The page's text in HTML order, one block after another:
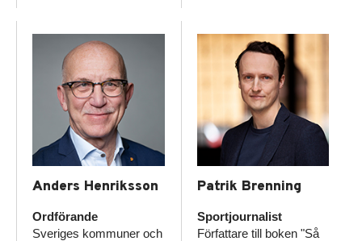
Anders Henriksson
Ordförande
Sveriges kommuner och
Patrik Brenning
Sportjournalist
Författare till boken "Så